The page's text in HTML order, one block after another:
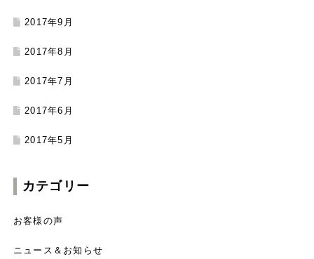
2017年9月
2017年8月
2017年7月
2017年6月
2017年5月
カテゴリー
お客様の声
ニュース＆お知らせ